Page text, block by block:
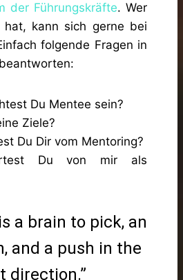
der Führungskräfte. Wer
hat, kann sich gerne bei
folgende Fragen in
Du Mentee sein?
Ziele?
Du Dir vom Mentoring?
Du von mir als
a brain to pick, an
and a push in the
direction.”